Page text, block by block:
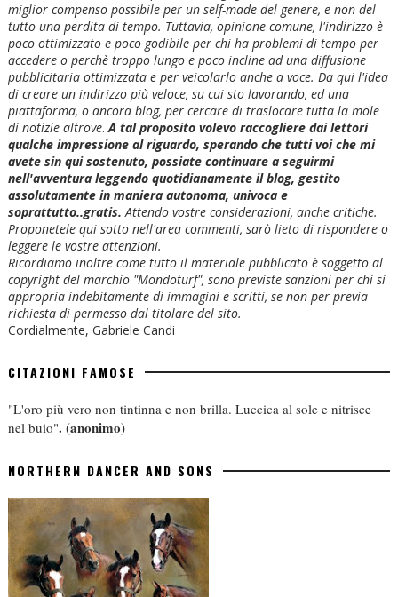
miglior compenso possibile per un self-made del genere, e non del
tutto una perdita di tempo. Tuttavia, opinione comune, l'indirizzo è
poco ottimizzato e poco godibile per chi ha problemi di tempo per
accedere o perchè troppo lungo e poco incline ad una diffusione
pubblicitaria ottimizzata e per veicolarlo anche a voce. Da qui l'idea
di creare un indirizzo più veloce, su cui sto lavorando, ed una
piattaforma, o ancora blog, per cercare di traslocare tutta la mole
di notizie altrove. A tal proposito volevo raccogliere dai lettori
qualche impressione al riguardo, sperando che tutti voi che mi
avete sin qui sostenuto, possiate continuare a seguirmi
nell'avventura leggendo quotidianamente il blog, gestito
assolutamente in maniera autonoma, univoca e
soprattutto..gratis. Attendo vostre considerazioni, anche critiche.
Proponetele qui sotto nell'area commenti, sarò lieto di rispondere o
leggere le vostre attenzioni.
Ricordiamo inoltre come tutto il materiale pubblicato è soggetto al
copyright del marchio "Mondoturf", sono previste sanzioni per chi si
appropria indebitamente di immagini e scritti, se non per previa
richiesta di permesso dal titolare del sito.
Cordialmente, Gabriele Candi
CITAZIONI FAMOSE
"L'oro più vero non tintinna e non brilla. Luccica al sole e nitrisce
nel buio". (anonimo)
NORTHERN DANCER AND SONS